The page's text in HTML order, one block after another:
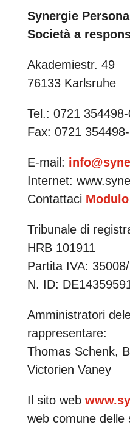
Synergie
Società a
Akademiestr. 49
76133 Karlsruhe
Tel.: 0721
Fax: 0721
E-mail:
Internet:
Contattaci
Tribunale di
HRB 101911
Partita IVA:
N. ID:
Amministratori
rappresentare:
Thomas Schenk,
Victorien Vaney
Il sito web
web comune delle